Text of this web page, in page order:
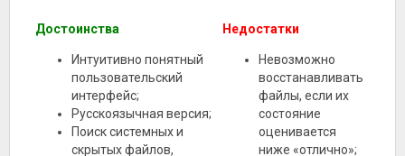
Достоинства
Интуитивно понятный
пользовательский
интерфейс;
Русскоязычная версия;
Поиск системных и
скрытых файлов,
Недостатки
Невозможно
восстанавливать
файлы, если их
состояние
оценивается
ниже «отлично»;